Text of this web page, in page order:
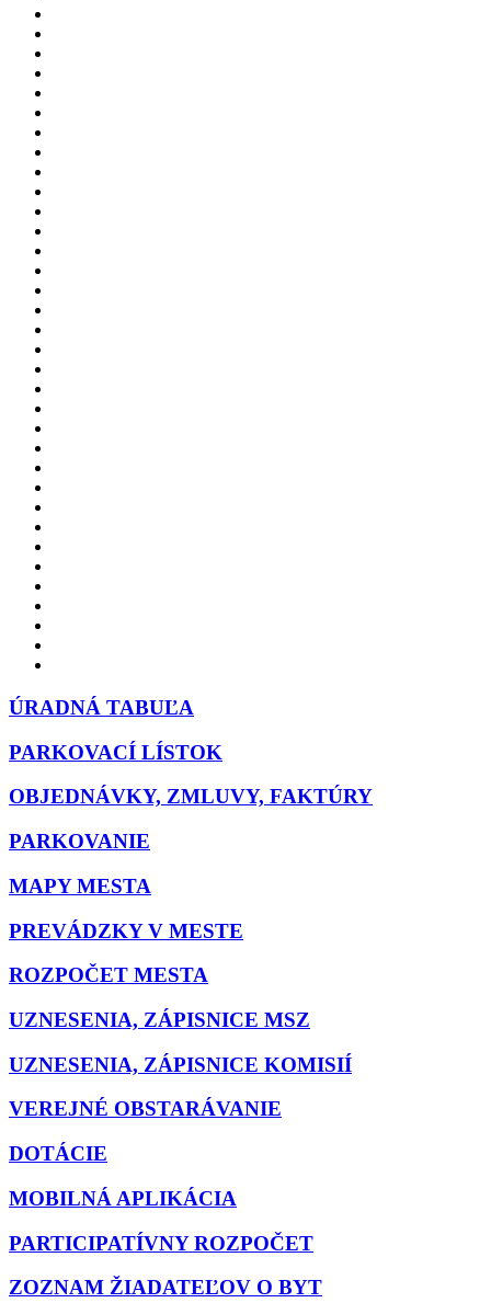
ÚRADNÁ TABUĽA
PARKOVACÍ LÍSTOK
OBJEDNÁVKY, ZMLUVY, FAKTÚRY
PARKOVANIE
MAPY MESTA
PREVÁDZKY V MESTE
ROZPOČET MESTA
UZNESENIA, ZÁPISNICE MSZ
UZNESENIA, ZÁPISNICE KOMISIÍ
VEREJNÉ OBSTARÁVANIE
DOTÁCIE
MOBILNÁ APLIKÁCIA
PARTICIPATÍVNY ROZPOČET
ZOZNAM ŽIADATEĽOV O BYT